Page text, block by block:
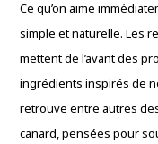
Ce qu’on aime
simple et naturelle. Les
mettent de l’avant des
ingrédients inspirés de
retrouve entre autres
canard, pensées pour